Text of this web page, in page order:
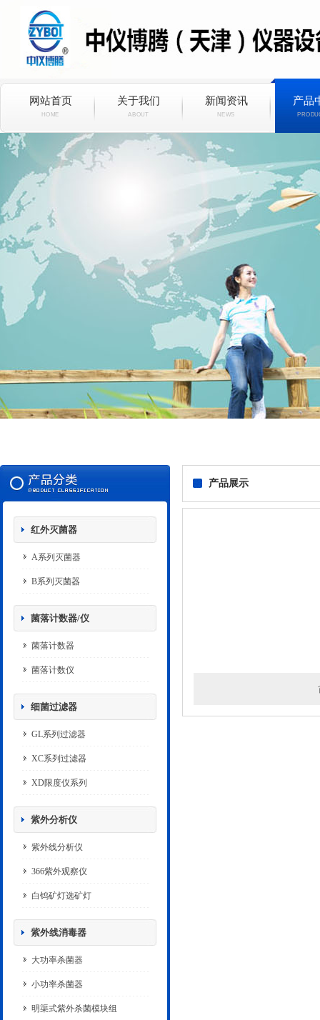
网站首页
HOME
关于我们
ABOUT
新闻资讯
NEWS
产品
红外灭菌器
A系列灭菌器
B系列灭菌器
菌落计数器/仪
菌落计数器
菌落计数仪
细菌过滤器
GL系列过滤器
XC系列过滤器
XD限度仪系列
紫外分析仪
紫外线分析仪
366紫外观察仪
白钨矿灯选矿灯
紫外线消毒器
大功率杀菌器
小功率杀菌器
明渠式紫外杀菌模块组
产品展示